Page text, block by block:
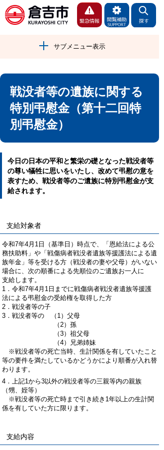
サブメニュー表示
戦没者等の遺族に関する
特別弔慰金（第十二回特
別弔慰金）
今日の日本の平和と繁栄の礎となった戦没者等
の尊い犠牲に思いをいたし、改めて弔慰の意を
表すため、戦没者等のご遺族に特別弔慰金が支
給されます。
支給対象者
令和7年4月1日（基準日）時点で、「恩給法による公
務扶助料」や「戦傷病者戦没者遺族等援護法による遺
族年金」等を受ける方（戦没者の妻や父母）がいない
場合に、次の順番による先順位のご遺族お一人に
支給します。
1．令和7年4月1日までに戦傷病者戦没者遺族等援護
法による弔慰金の受給権を取得した方
2．戦没者等の子
3．戦没者等の （1）父母
（2）孫
（3）祖父母
（4）兄弟姉妹
※戦没者等の死亡当時、生計関係を有していたこと
等の要件を満たしているかどうかにより順番が入れ替
わります。
4．上記1から3以外の戦没者等の三親等内の親族
（甥、姪等）
※戦没者等の死亡時まで引き続き1年以上の生計関
係を有していた方に限ります。
支給内容